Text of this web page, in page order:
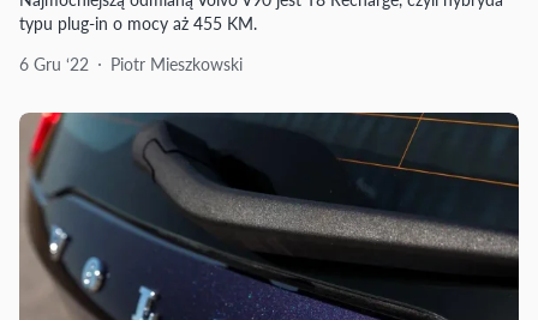
typu plug-in o mocy aż 455 KM.
6 Gru ‘22
Piotr Mieszkowski